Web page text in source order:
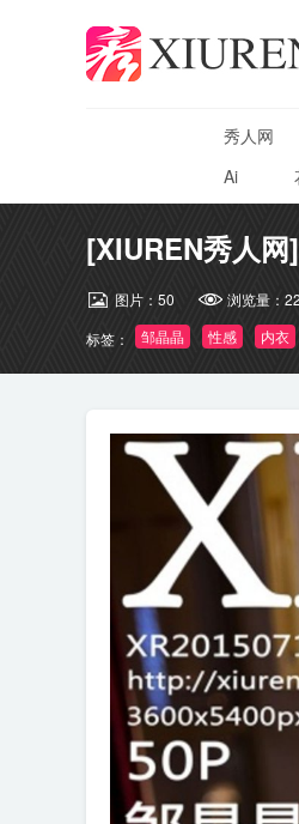
秀人网
Ai
[XIUREN秀人
图片： 50 浏览量：
标签：
邹晶晶 性感 内衣